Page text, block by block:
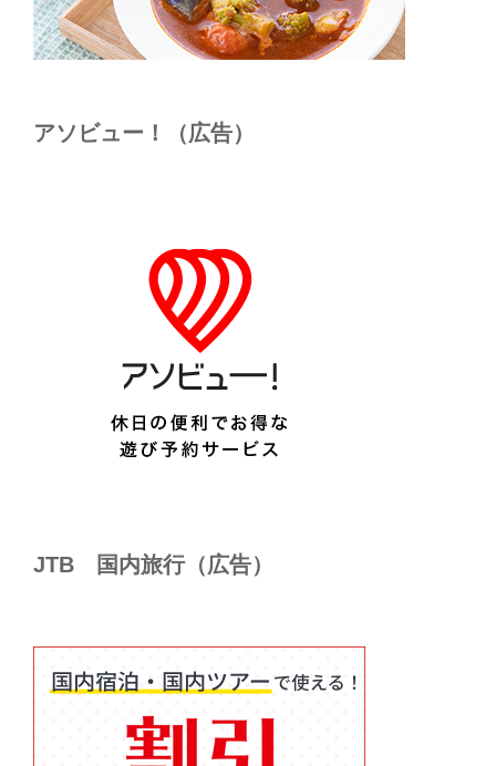
アソビュー！（広告）
JTB 国内旅行（広告）